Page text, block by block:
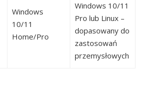
Windows
10/11
Home/Pro
Windows 10/11
Pro lub Linux –
dopasowany do
zastosowań
przemysłowych